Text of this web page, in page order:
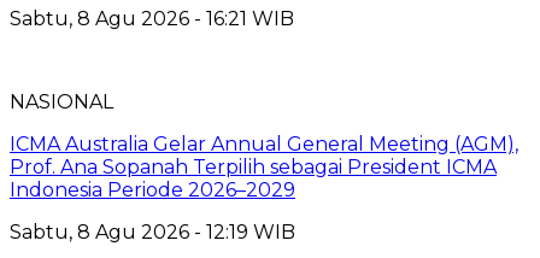
Sabtu, 8 Agu 2026 - 16:21 WIB
NASIONAL
ICMA Australia Gelar Annual General Meeting (AGM),
Prof. Ana Sopanah Terpilih sebagai President ICMA
Indonesia Periode 2026–2029
Sabtu, 8 Agu 2026 - 12:19 WIB